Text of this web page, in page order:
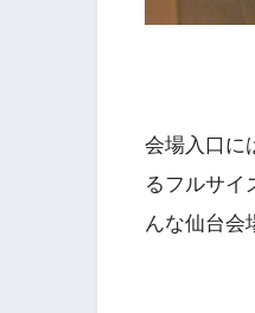
会場入口に
るフルサイ
んな仙台会